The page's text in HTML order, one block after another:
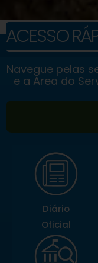
ACESSO
Navegue pelas
e a Área do
Diário
Oficial